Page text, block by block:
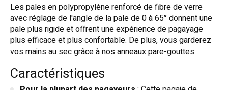
Les pales en polypropylène renforcé de fibre de verre
avec réglage de l'angle de la pale de 0 à 65° donnent une
pale plus rigide et offrent une expérience de pagayage
plus efficace et plus confortable. De plus, vous garderez
vos mains au sec grâce à nos anneaux pare-gouttes.
Caractéristiques